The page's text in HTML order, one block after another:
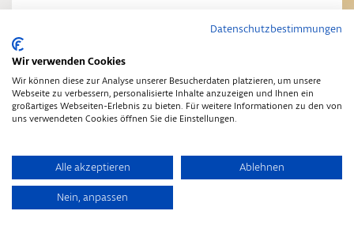
Copyright © 2014 • Schwarz-Gold Aktuelles • Finch Theme
Datenschutzbestimmungen
Wir verwenden Cookies
Wir können diese zur Analyse unserer Besucherdaten platzieren, um unsere
Webseite zu verbessern, personalisierte Inhalte anzuzeigen und Ihnen ein
großartiges Webseiten-Erlebnis zu bieten. Für weitere Informationen zu den von
uns verwendeten Cookies öffnen Sie die Einstellungen.
Alle akzeptieren Ablehnen
Nein, anpassen